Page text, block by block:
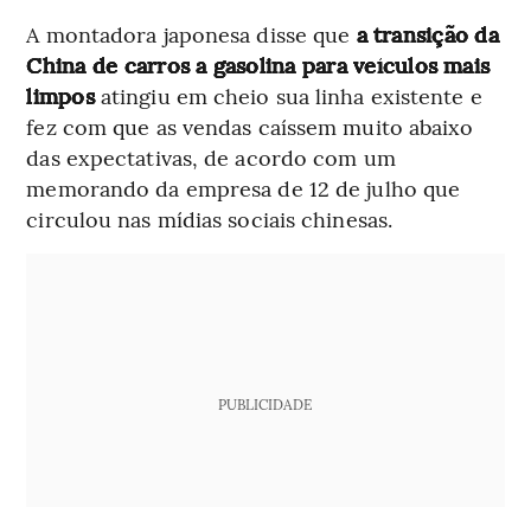
A montadora japonesa disse que a transição da
China de carros a gasolina para veículos mais
limposatingiu em cheio sua linha existente e
fez com que as vendas caíssem muito abaixo
das expectativas, de acordo com um
memorando da empresa de 12 de julho que
circulou nas mídias sociais chinesas.
PUBLICIDADE